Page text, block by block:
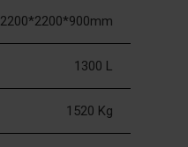
2200*2200*900mm
1300 L
1520 Kg